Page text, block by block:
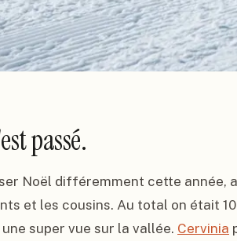
passé.
Noël différemment cette année,
et les cousins. Au total on était
super vue sur la vallée. Cervinia